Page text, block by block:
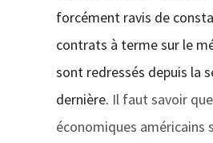
forcément ravis de
contrats à terme sur le
sont redressés depuis la
dernière. Il faut savoir
économiques américains